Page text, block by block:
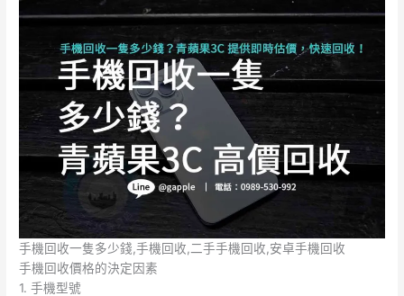
o
o
k
手機回收一隻多少錢,手機回收,二手手機回收,安卓手機回收
手機回收價格的決定因素
1. 手機型號